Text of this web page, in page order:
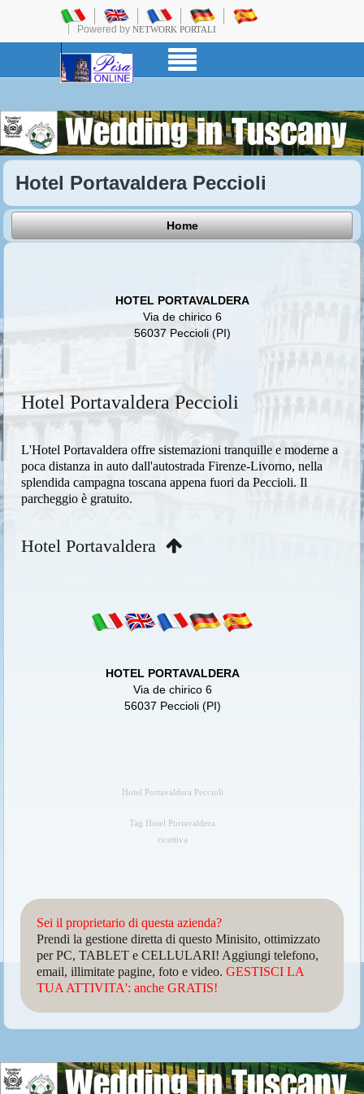
Powered by NETWORK PORTALI
Hotel Portavaldera Peccioli
Home
HOTEL PORTAVALDERA
Via de chirico 6
56037 Peccioli (PI)
Hotel Portavaldera Peccioli
L'Hotel Portavaldera offre sistemazioni tranquille e moderne a
poca distanza in auto dall'autostrada Firenze-Livorno, nella
splendida campagna toscana appena fuori da Peccioli. Il
parcheggio è gratuito.
Hotel Portavaldera
HOTEL PORTAVALDERA
Via de chirico 6
56037 Peccioli (PI)
Hotel Portavaldera Peccioli
Tag Hotel Portavaldera
ricettiva
Sei il proprietario di questa azienda?
Prendi la gestione diretta di questo Minisito, ottimizzato
per PC, TABLET e CELLULARI! Aggiungi telefono,
email, illimitate pagine, foto e video.GESTISCI LA
TUA ATTIVITA': anche GRATIS!